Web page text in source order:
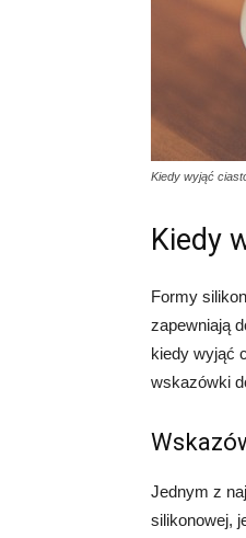
Kiedy wyjąć
Kiedy
Formy
zapewniają
kiedy wyjąć
wskazówki
Jednym z
silikonowej,